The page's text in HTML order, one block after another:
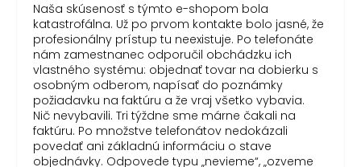
Naša skúsenosť s týmto e-shopom bola
katastrofálna. Už po prvom kontakte bolo jasné, že
profesionálny prístup tu neexistuje. Po telefonáte
nám zamestnanec odporučil obchádzku ich
vlastného systému: objednať tovar na dobierku s
osobným odberom, napísať do poznámky
požiadavku na faktúru a že vraj všetko vybavia.
Nič nevybavili. Tri týždne sme márne čakali na
faktúru. Po množstve telefonátov nedokázali
povedať ani základnú informáciu o stave
objednávky. Odpovede typu „nevieme“, „ozveme